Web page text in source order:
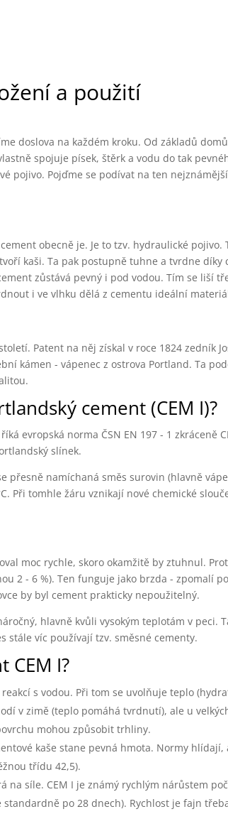
a použití
doslova na každém kroku. Od základů
spojuje písek, štěrk a vodu do tak
pojivo. Pojďme se podívat na ten
obecně je. Je to tzv. hydraulické pojivo.
kaši. Ta pak postupně tuhne a tvrdne díky
zůstává pevný i pod vodou. Tím se liší
i ve vlhku dělá z cementu ideální
Patent na něj získal v roce 1824 zedník
kámen - vápenec z ostrova Portland. Ta
cement (CEM I)?
evropská norma ČSN EN 197 - 1 zkráceně
slínek.
přesně namíchaná směs surovin (hlavně
Při tomhle žáru vznikají nové chemické
moc rychle, skoro okamžitě by ztuhnul.
2 - 6 %). Ten funguje jako brzda - zpomalí
by byl cement prakticky nepoužitelný.
hlavně kvůli vysokým teplotám v peci.
stále víc používají tzv. směsné cementy.
CEM I?
s vodou. Při tom se uvolňuje teplo
v zimě (teplo pomáhá tvrdnutí), ale u
mohou způsobit trhliny.
kaše stane pevná hmota. Normy
třídu 42,5).
na síle. CEM I je známý rychlým nárůstem
standardně po 28 dnech). Rychlost je fajn